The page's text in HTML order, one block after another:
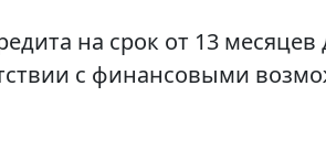
на срок от 13 месяцев
с финансовыми